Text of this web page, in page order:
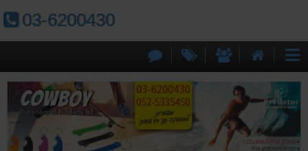
טלפון:
03-6200430
קטגוריות
הבית
אודותינומבצעים
קשר